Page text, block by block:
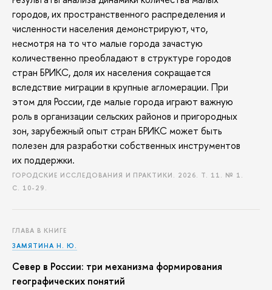
городов, их пространственного распределения и
численности населения демонстрируют, что,
несмотря на то что малые города зачастую
количественно преобладают в структуре городов
стран БРИКС, доля их населения сокращается
вследствие миграции в крупные агломерации. При
этом для России, где малые города играют важную
роль в организации сельских районов и пригородных
зон, зарубежный опыт стран БРИКС может быть
полезен для разработки собственных инструментов
их поддержки.
ГОРОДСКИЕ ИССЛЕДОВАНИЯ И ПРАКТИКИ. 2026. Т. 11. № 1.
С. 10-29.
ГЛАВА В КНИГЕ
ЗАМЯТИНА Н. Ю.
Север в России: три механизма формирования
географических понятий